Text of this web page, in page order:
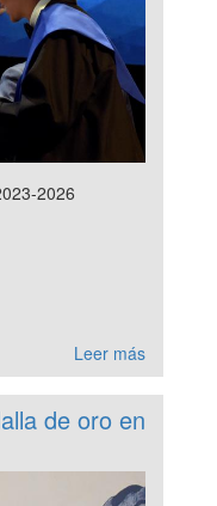
2026
Leer más
de oro en